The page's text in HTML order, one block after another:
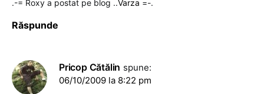
.-= Roxy a postat pe blog ..Varza =-.
Răspunde
Pricop Cătălin spune:
06/10/2009 la 8:22 pm